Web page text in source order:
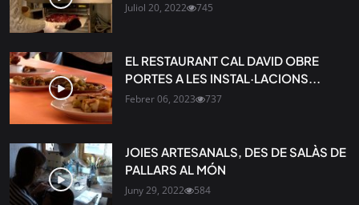
Juliol 20, 2022 745
EL RESTAURANT CAL DAVID OBRE
PORTES A LES INSTAL·LACIONS...
Febrer 06, 2023 737
JOIES ARTESANALS, DES DE SALÀS DE
PALLARS AL MÓN
Juny 29, 2022 584